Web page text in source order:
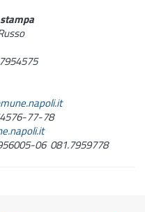
77-78
06 081.7959778